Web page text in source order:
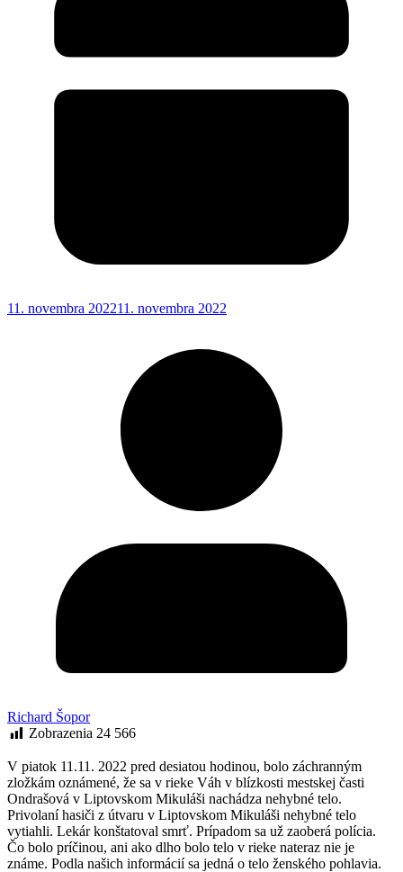
11. novembra 202211. novembra 2022
Richard Šopor
Zobrazenia 24 566
V piatok 11.11. 2022 pred desiatou hodinou, bolo záchranným
zložkám oznámené, že sa v rieke Váh v blízkosti mestskej časti
Ondrašová v Liptovskom Mikuláši nachádza nehybné telo.
Privolaní hasiči z útvaru v Liptovskom Mikuláši nehybné telo
vytiahli. Lekár konštatoval smrť. Prípadom sa už zaoberá polícia.
Čo bolo príčinou, ani ako dlho bolo telo v rieke nateraz nie je
známe. Podla našich informácií sa jedná o telo ženského pohlavia.